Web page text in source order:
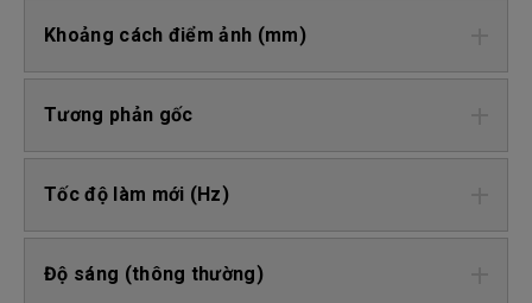
Khoảng cách điểm ảnh (mm)
Tương phản gốc
Tốc độ làm mới (Hz)
Độ sáng (thông thường)